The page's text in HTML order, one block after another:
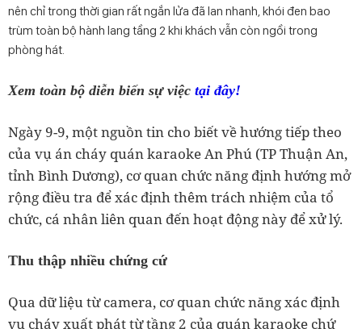
nên chỉ trong thời gian rất ngắn lửa đã lan nhanh, khói đen bao
trùm toàn bộ hành lang tầng 2 khi khách vẫn còn ngồi trong
phòng hát.
Xem toàn bộ diễn biến sự việc tại đây!
Ngày 9-9, một nguồn tin cho biết về hướng tiếp theo
của vụ án cháy quán karaoke An Phú (TP Thuận An,
tỉnh Bình Dương), cơ quan chức năng định hướng mở
rộng điều tra để xác định thêm trách nhiệm của tổ
chức, cá nhân liên quan đến hoạt động này để xử lý.
Thu thập nhiều chứng cứ
Qua dữ liệu từ camera, cơ quan chức năng xác định
vụ cháy xuất phát từ tầng 2 của quán karaoke chứ